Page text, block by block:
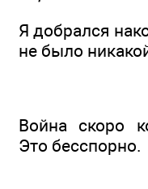
Я добрался
не было
Война скоро
Это бесспорно.